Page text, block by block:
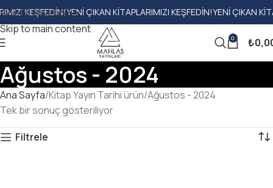
Skip to navigation
Skip to main content
KEŞFEDIN!YENI ÇIKAN KITAPLARIMIZI KEŞFEDIN!YENI ÇIKAN
0 ₺
Ağustos - 2024
Ana Sayfa Kitap Yayın Tarihi ürün Ağustos - 2024
Tek bir sonuç gösteriliyor
Filtrele